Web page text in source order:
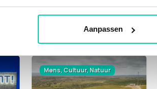
Aanpassen
Mens, Cultuur, Natuur